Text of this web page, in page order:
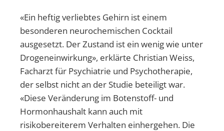
«Ein heftig verliebtes Gehirn ist einem
besonderen neurochemischen Cocktail
ausgesetzt. Der Zustand ist ein wenig wie unter
Drogeneinwirkung», erklärte Christian Weiss,
Facharzt für Psychiatrie und Psychotherapie,
der selbst nicht an der Studie beteiligt war.
«Diese Veränderung im Botenstoff- und
Hormonhaushalt kann auch mit
risikobereiterem Verhalten einhergehen. Die